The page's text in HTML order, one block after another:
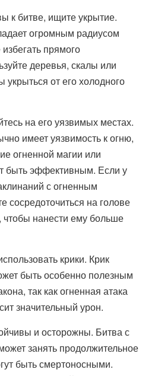
к битве, ищите укрытие.
огромным радиусом
прямого
деревья, скалы или
укрыться от его холодного
на его уязвимых местах.
имеет уязвимость к огню,
огненной магии или
быть эффективным. Если у
с огненным
сосредоточиться на голове
чтобы нанести ему больше
крики. Крик
быть особенно полезным
так как огненная атака
значительный урон.
и осторожны. Битва с
занять продолжительное
быть смертоносными.